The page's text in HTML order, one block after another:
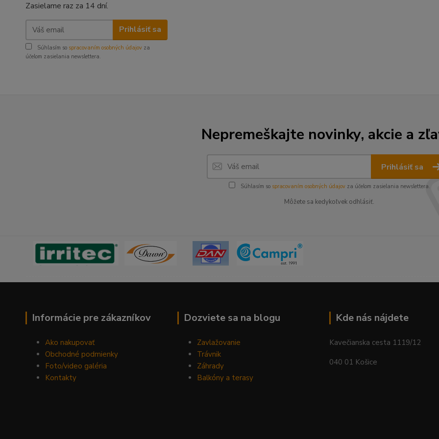
Zasielame raz za 14 dní.
Prihlásiť sa
Súhlasím so spracovaním osobných údajov za
účelom zasielania newslettera.
Nepremeškajte novinky, akcie a
Prihlásiť sa
Súhlasím so spracovaním osobných údajovza účelom zasielania newslettera.
Môžete sa kedykoľvek odhlásiť.
Informácie pre zákazníkov
Ako nakupovať
Obchodné podmienky
Foto/video galéria
Kontakty
Dozviete sa na blogu
Zavlažovanie
Trávnik
Záhrady
Balkóny a terasy
Kde nás nájdete
Kavečianska cesta 1119/12
040 01 Košice